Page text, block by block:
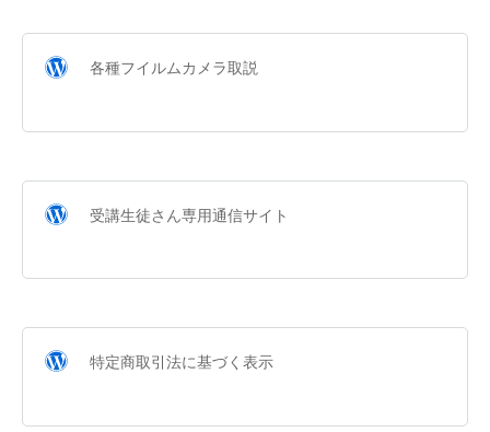
各種フイルムカメラ取説
受講生徒さん専用通信サイト
特定商取引法に基づく表示